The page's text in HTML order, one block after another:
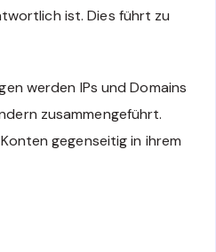
ist. Dies führt zu
werden IPs und Domains
zusammengeführt.
gegenseitig in ihrem